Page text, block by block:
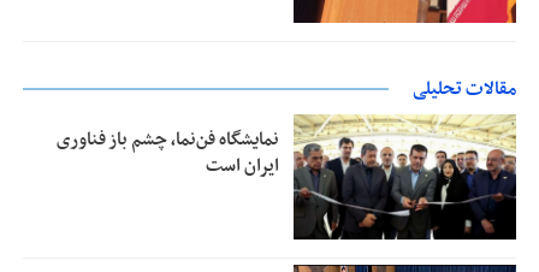
مقالات تحلیلی
نمایشگاه فن‌نما، چشم باز فناوری
ایران است